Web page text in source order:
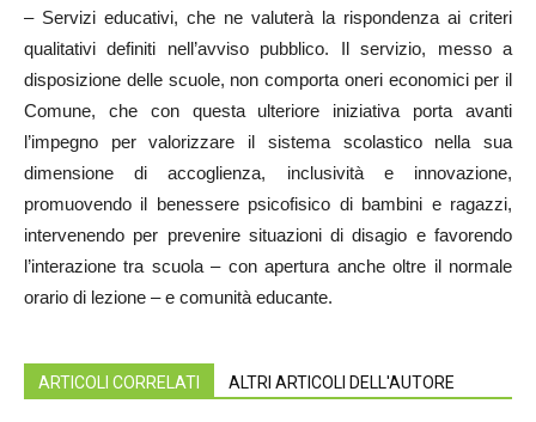
– Servizi educativi, che ne valuterà la rispondenza ai criteri
qualitativi definiti nell’avviso pubblico. Il servizio, messo a
disposizione delle scuole, non comporta oneri economici per il
Comune, che con questa ulteriore iniziativa porta avanti
l’impegno per valorizzare il sistema scolastico nella sua
dimensione di accoglienza, inclusività e innovazione,
promuovendo il benessere psicofisico di bambini e ragazzi,
intervenendo per prevenire situazioni di disagio e favorendo
l’interazione tra scuola – con apertura anche oltre il normale
orario di lezione – e comunità educante.
ARTICOLI CORRELATI ALTRI ARTICOLI DELL'AUTORE